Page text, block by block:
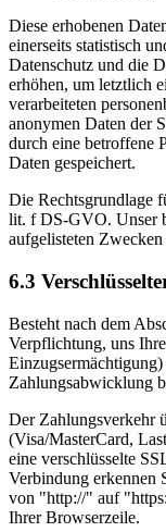
Diese erhobenen
einerseits statistisch
Datenschutz und die
erhöhen, um letztlich
verarbeiteten
anonymen Daten der
durch eine betroffene
Daten gespeichert.
Die Rechtsgrundlage
lit. f DS-GVO. Unser
aufgelisteten
6.3
Besteht nach dem
Verpflichtung, uns
Zahlungsabwicklung
Der Zahlungsverkehr
(Visa/MasterCard,
eine verschlüsselte
Verbindung erkennen
von "http://" auf
Ihrer Browserzeile.